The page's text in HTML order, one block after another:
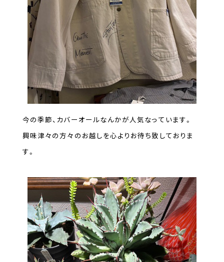
今の季節、カバーオールなんかが人気なっています。
興味津々の方々のお越しを心よりお待ち致しておりま
す。